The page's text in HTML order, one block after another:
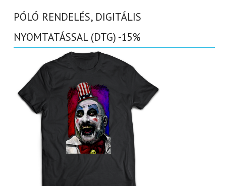
PÓLÓ RENDELÉS, DIGITÁLIS
NYOMTATÁSSAL (DTG) -15%